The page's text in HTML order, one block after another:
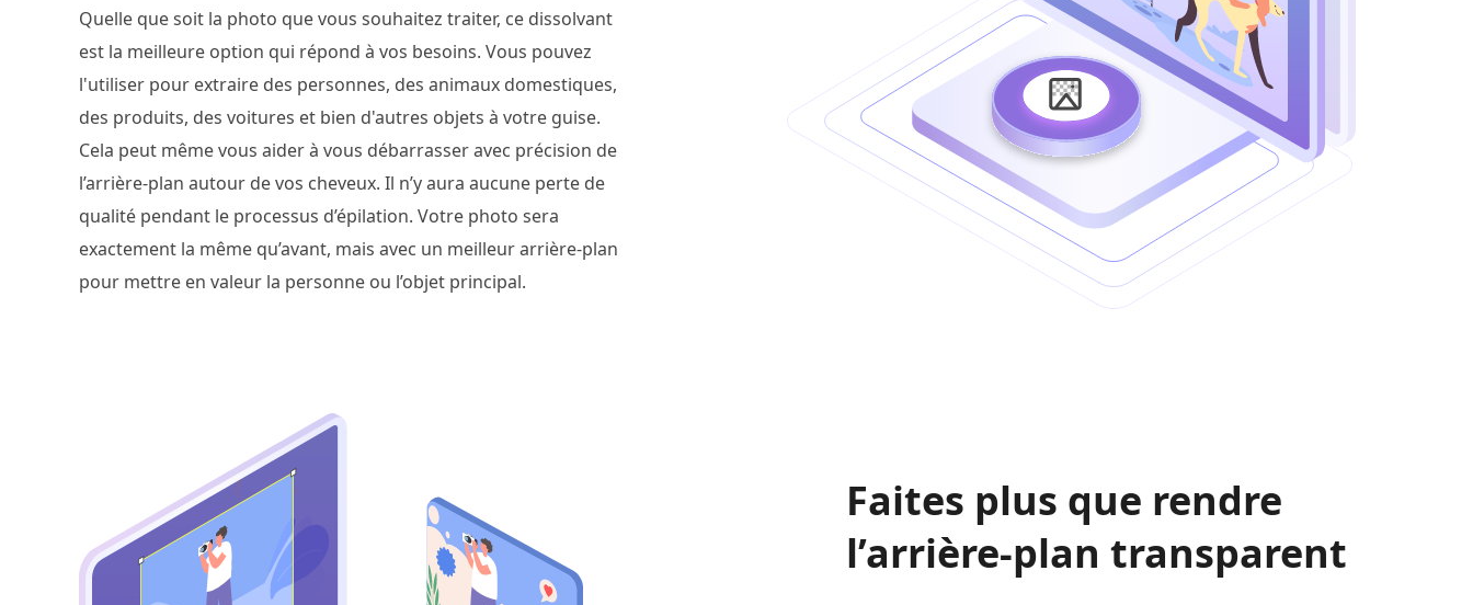
Quelle que soit la photo que vous souhaitez traiter, ce dissolvant
est la meilleure option qui répond à vos besoins. Vous pouvez
l'utiliser pour extraire des personnes, des animaux domestiques,
des produits, des voitures et bien d'autres objets à votre guise.
Cela peut même vous aider à vous débarrasser avec précision de
l’arrière-plan autour de vos cheveux. Il n’y aura aucune perte de
qualité pendant le processus d’épilation. Votre photo sera
exactement la même qu’avant, mais avec un meilleur arrière-plan
pour mettre en valeur la personne ou l’objet principal.
Faites plus que rendre
l’arrière-plan transparent